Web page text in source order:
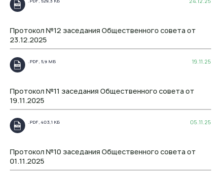
.PDF
Протокол №12 заседания Общественного совета от
23.12.2025
19.11.25
.PDF
.PDF , 5,9 МБ
Протокол №11 заседания Общественного совета от
19.11.2025
05.11.25
.PDF
.PDF , 403,1 КБ
Протокол №10 заседания Общественного совета от
01.11.2025